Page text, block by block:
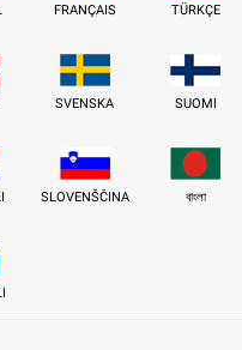
FRANÇAIS TÜRKÇE
SVENSKA SUOMI
SLOVENŠČINA বাংলা